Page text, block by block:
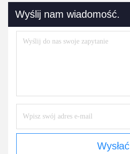
Wyślij nam wiadomość.
Wysłać